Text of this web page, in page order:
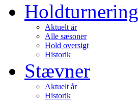
Holdturnering
Aktuelt år
Alle sæsoner
Hold oversigt
Historik
Stævner
Aktuelt år
Historik